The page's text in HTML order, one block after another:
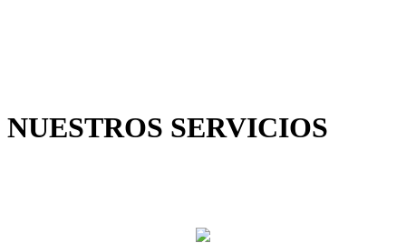
NUESTROS SERVICIOS